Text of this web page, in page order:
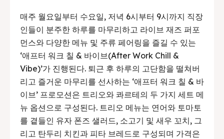
매주 월요일부터 수요일, 저녁 6시부터 9시까지 직장
인들이 분주한 하루를 마무리하고 라이브 재즈 퍼포
먼스와 다양한 메뉴 및 주류 페어링을 즐길 수 있는
‘애프터 워크 칠 & 바이브(After Work Chill &
Vibe)’가 진행된다. 퇴근 후 하루의 고단함을 떨쳐버
리고 즐거운 마무리를 선사하는 ‘애프터 워크 칠 & 바
이브’ 프로모션은 트리오와 콰르테의 두 가지 세트 메
뉴 옵션으로 구성된다. 트리오 메뉴는 연어와 토마토
를 곁들인 유자 폰즈 샐러드, 소고기 및 새우 꼬치, 그
리고 탄두리 치킨과 피타 브레드로 구성되며 가격은